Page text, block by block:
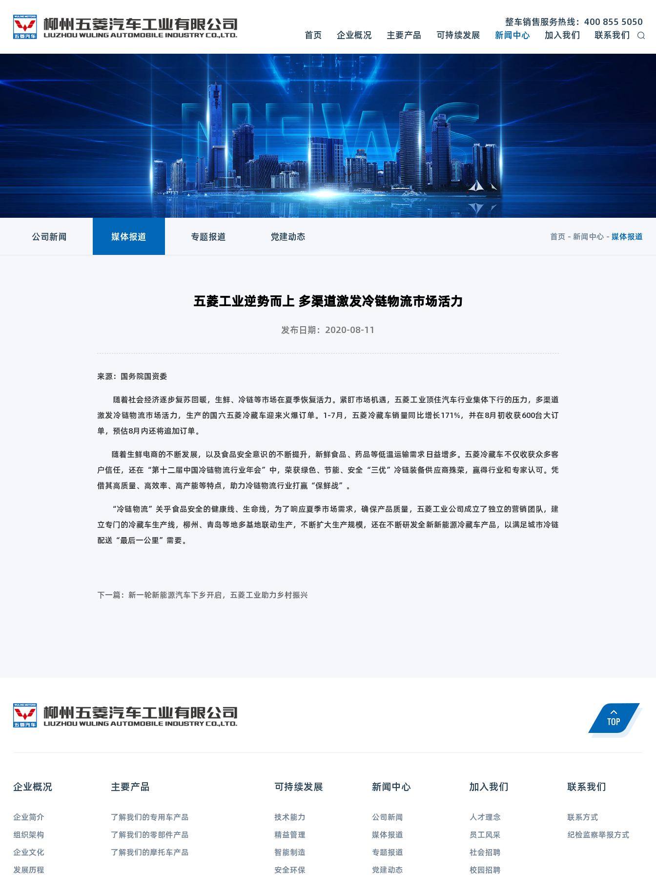
整车销售服务热线：400 855 5050
首页
企业概况 主要产品 可持续发展 新闻中心 加入我们 联系我们
首页 -新闻中心 -媒体报道
公司新闻 媒体报道 专题报道 党建动态
五菱工业逆势而上 多渠道激发冷链物流市场活力
发布日期：2020-08-11
来源：国务院国资委
随着社会经济逐步复苏回暖，生鲜、冷链等市场在夏季恢复活力。紧盯市场机遇，五菱工业顶住汽车行业集体下行的压力，多渠道
激发冷链物流市场活力，生产的国六五菱冷藏车迎来火爆订单。1-7月，五菱冷藏车销量同比增长171%，并在8月初收获600台大订
单，预估8月内还将追加订单。
随着生鲜电商的不断发展，以及食品安全意识的不断提升，新鲜食品、药品等低温运输需求日益增多。五菱冷藏车不仅收获众多客
户信任，还在“第十二届中国冷链物流行业年会”中，荣获绿色、节能、安全“三优”冷链装备供应商殊荣，赢得行业和专家认可。凭
借其高质量、高效率、高产能等特点，助力冷链物流行业打赢“保鲜战”。
“冷链物流”关乎食品安全的健康线、生命线，为了响应夏季市场需求，确保产品质量，五菱工业公司成立了独立的营销团队，建
立专门的冷藏车生产线，柳州、青岛等地多基地联动生产，不断扩大生产规模，还在不断研发全新新能源冷藏车产品，以满足城市冷链
配送“最后一公里”需要。
下一篇：新一轮新能源汽车下乡开启，五菱工业助力乡村振兴
企业概况
企业简介
组织架构
企业文化
发展历程
主要产品
了解我们的专用车产品
了解我们的零部件产品
了解我们的摩托车产品
可持续发展
技术能力
精益管理
智能制造
安全环保
新闻中心
公司新闻
媒体报道
专题报道
党建动态
加入我们
人才理念
员工风采
社会招聘
校园招聘
联系我们
联系方式
纪检监察举报方式